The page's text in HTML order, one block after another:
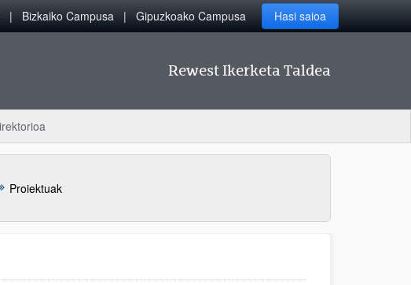
Bizkaiko Campusa Gipuzkoako Campusa Hasi saioa
Rewest Ikerketa Taldea
Proiektuak